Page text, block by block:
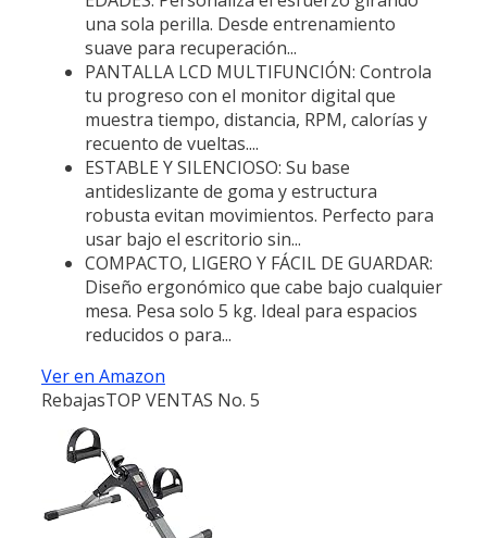
una sola perilla. Desde entrenamiento
suave para recuperación...
PANTALLA LCD MULTIFUNCIÓN: Controla
tu progreso con el monitor digital que
muestra tiempo, distancia, RPM, calorías y
recuento de vueltas....
ESTABLE Y SILENCIOSO: Su base
antideslizante de goma y estructura
robusta evitan movimientos. Perfecto para
usar bajo el escritorio sin...
COMPACTO, LIGERO Y FÁCIL DE GUARDAR:
Diseño ergonómico que cabe bajo cualquier
mesa. Pesa solo 5 kg. Ideal para espacios
reducidos o para...
Ver en Amazon
RebajasTOP VENTAS No. 5